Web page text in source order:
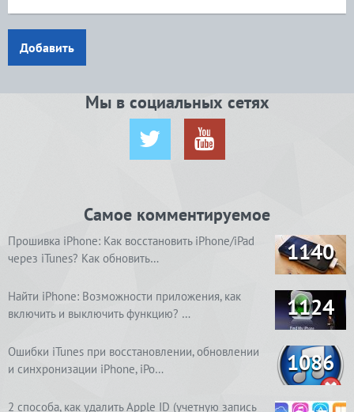
Добавить
Мы в социальных сетях
Самое комментируемое
Прошивка iPhone: Как восстановить iPhone/iPad
через iTunes? Как обновить…
1140
Найти iPhone: Возможности приложения, как
включить и выключить функцию? …
1124
Ошибки iTunes при восстановлении, обновлении
и синхронизации iPhone, iPo…
1086
2 способа, как удалить Apple ID (учетную запись